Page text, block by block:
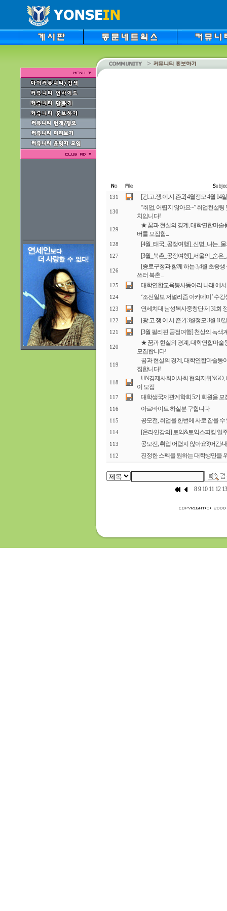
131 [광.고.쟁.이.시.즌.2] 4월정모 4월 14
130
“취업, 어렵지 않아요~” 취업컨설
치입니다!
129
★ 꿈과 현실의 경계, 대학연합마술
버를 모집합...
128 [4월_태국_공정여행]_신명_나는_
127 [3월_북촌_공정여행]_서울의_숨은
126
[종로구청과 함께 하는 3,4월 초중
쓰러 북촌 ...
125 대학연합교육봉사동아리 나래 에
124 ‘조선일보 저널리즘 아카데미’ 수강
123 연세치대 남성복사중창단 제 31회
122 [광.고.쟁.이.시.즌.2] 3월정모 3월 10
121 [3월 필리핀 공정여행] 천상의 녹색
120
★ 꿈과 현실의 경계, 대학연합마술
모집합니다!
119
꿈과 현실의 경계, 대학연합마술동
집합니다!
118
UN경제사회이사회 협의지위
이 모집
117 대학생국제관계학회 5기 회원을 모
116 아르바이트 하실분 구합니다
115 공모전, 취업을 한번에 사로 잡을 수
114 [온라인강의] 토익&토익스피킹 일
113 공모전, 취업 어렵지 않아요?(머감/
112 진정한 스펙을 원하는 대학생만을
8 9 10 11 12 13